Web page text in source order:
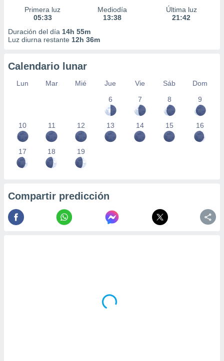
Primera luz
05:33
Mediodía
13:38
Última luz
21:42
Duración del día 14h 55m
Luz diurna restante 12h 36m
Calendario lunar
Lun Mar Mié Jue Vie Sáb
Dom
6
7 8 9
10 11 12 13 14 15 16
17 18 19
Compartir predicción